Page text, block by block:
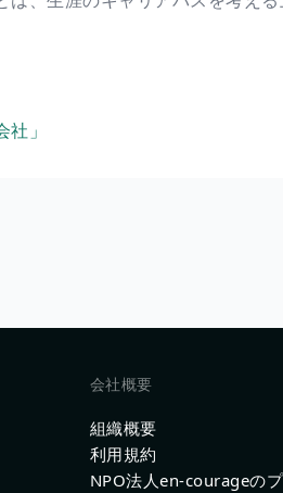
」
会社概要
組織概要
利用規約
NPO法人en-courageの